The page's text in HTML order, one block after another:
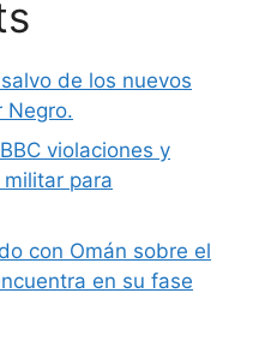
de los nuevos
Negro.
violaciones y
para
con Omán sobre el
en su fase